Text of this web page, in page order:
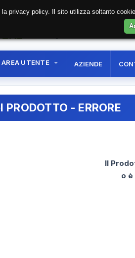
AREA UTENTE AZIENDE
- ERRORE
Il
o
privacy policy. Il sito utilizza soltanto